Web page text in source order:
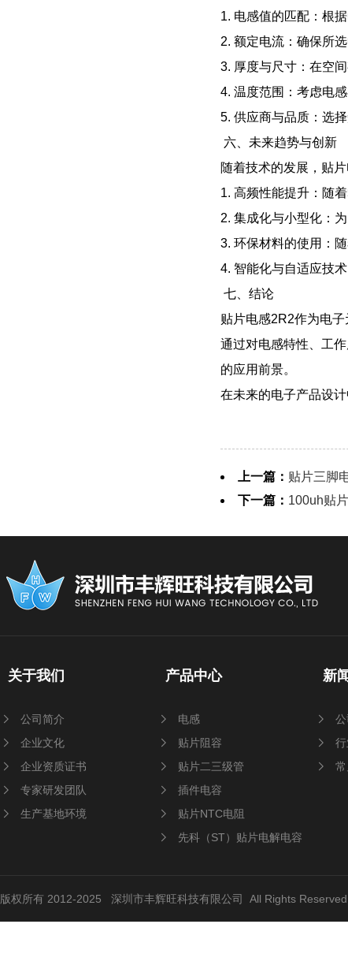
1. 电感值的匹配：根
2. 额定电流：确保所
3. 厚度与尺寸：在空
4. 温度范围：考虑电
5. 供应商与品质：选
六、未来趋势与创新
随着技术的发展，贴
1. 高频性能提升：随
2. 集成化与小型化：
3. 环保材料的使用：
4. 智能化与自适应技
七、结论
贴片电感2R2作为电
通过对电感特性、工
的应用前景。
在未来的电子产品设
上一篇： 贴片三脚
下一篇： 100uh贴
关于我们
公司简介
企业文化
企业资质证书
专家研发团队
生产基地环境
产品中心
电感
贴片阻容
贴片二三级管
插件电容
贴片NTC电阻
先科（ST）贴片电解电容
新
版权所有 2012-2025 深圳市丰辉旺科技有限公司 All Rights